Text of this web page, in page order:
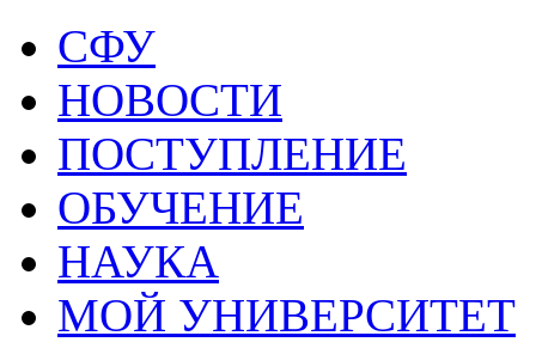
СФУ
НОВОСТИ
ПОСТУПЛЕНИЕ
ОБУЧЕНИЕ
НАУКА
МОЙ УНИВЕРСИТЕТ